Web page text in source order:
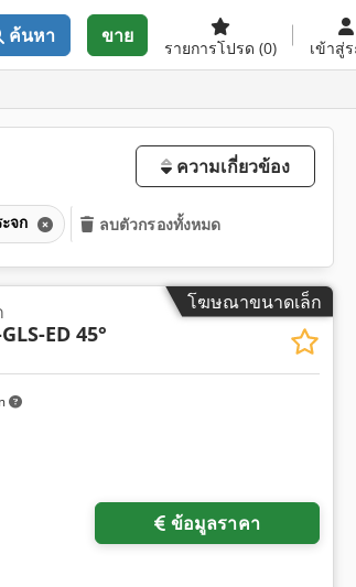
ค้นหา ขาย
รายการโปรด (0) เข้าสู่
ความเกี่ยวข้อง
จก ลบตัวกรองทั้งหมด
โฆษณาขนาดเล็ก
ED 45°
ข้อมูลราคา